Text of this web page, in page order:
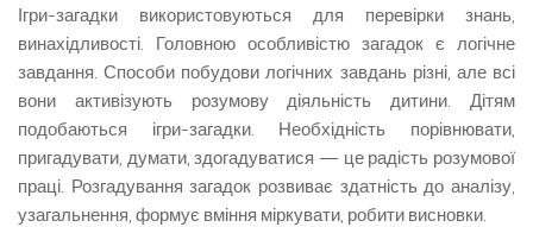
Ігри-загадки використовуються для перевірки знань,
винахідливості. Головною особливістю загадок є логічне
завдання. Способи побудови логічних за­вдань різні, але всі
вони активізують розумову діяль­ність дитини. Дітям
подобаються ігри-загадки. Не­обхідність порівнювати,
пригадувати, думати, здога­дуватися — це радість розумової
праці. Розгадування загадок розвиває здатність до аналізу,
узагальнення, формує вміння міркувати, робити висновки.